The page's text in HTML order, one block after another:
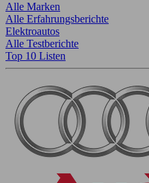
Alle Marken
Alle Erfahrungsberichte
Elektroautos
Alle Testberichte
Top 10 Listen